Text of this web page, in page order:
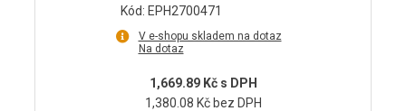
Kód: EPH2700471
V e-shopu skladem na dotaz
Na dotaz
1,669.89 Kč s DPH
1,380.08 Kč bez DPH